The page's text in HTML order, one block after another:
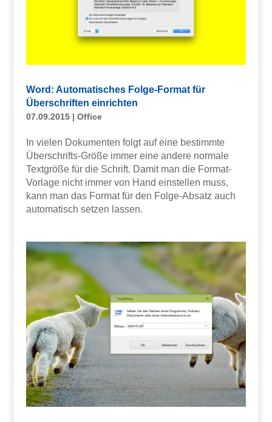
Word: Automatisches Folge-Format für
Überschriften einrichten
07.09.2015| Office
In vielen Dokumenten folgt auf eine bestimmte
Überschrifts-Größe immer eine andere normale
Textgröße für die Schrift. Damit man die Format-
Vorlage nicht immer von Hand einstellen muss,
kann man das Format für den Folge-Absatz auch
automatisch setzen lassen.